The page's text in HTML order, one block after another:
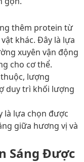
thêm protein từ
khác. Đây là lựa
xuyên vận động
cho cơ thể.
lượng
duy trì khối lượng
là lựa chọn được
giữa hương vị và
Sáng Được